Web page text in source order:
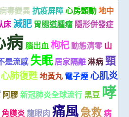
病毒變異 抗疫屏障 心房顫動 地中
床 減肥 胃腸道腫瘤 隱形併發症
病 腦出血 枸杞動態清零 山
是流感 失眠 居家隔離 淋病 頸
心肺復甦地黃丸 電子煙 心肌炎
阿膠 新冠肺炎全球流行 黑豆 哮
角膜炎 龍眼肉 痛風急救 病